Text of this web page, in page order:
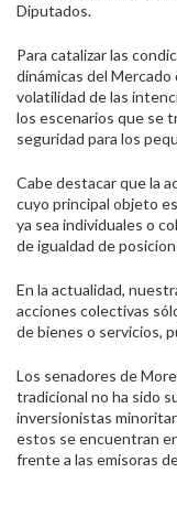
Diputados.
Para catalizar las
dinámicas del Mercado
volatilidad de las
los escenarios que se
seguridad para los
Cabe destacar que la
cuyo principal objeto
ya sea individuales o
de igualdad de
En la actualidad,
acciones colectivas
de bienes o servicios,
Los senadores de
tradicional no ha sido
inversionistas
estos se encuentran
frente a las emisoras